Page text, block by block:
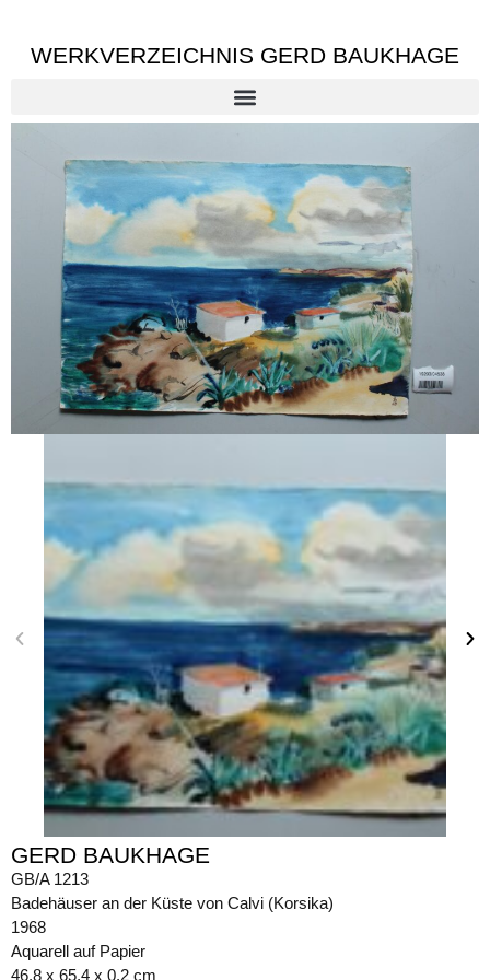
WERKVERZEICHNIS GERD BAUKHAGE
GERD BAUKHAGE
GB/A 1213
Badehäuser an der Küste von Calvi (Korsika)
1968
Aquarell auf Papier
46,8 x 65,4 x 0,2 cm